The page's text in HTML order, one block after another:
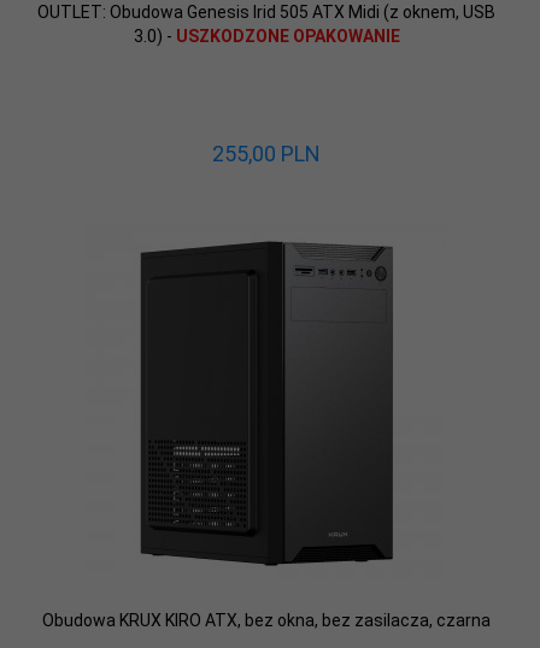
OUTLET: Obudowa Genesis Irid 505 ATX Midi (z oknem, USB
3.0) - USZKODZONE OPAKOWANIE
255,00 PLN
Obudowa KRUX KIRO ATX, bez okna, bez zasilacza, czarna